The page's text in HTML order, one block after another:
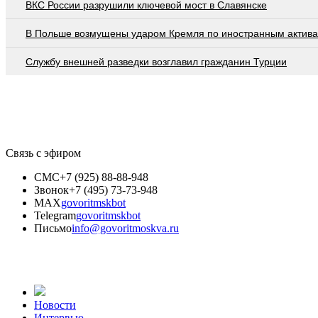
ВКС России разрушили ключевой мост в Славянске
В Польше возмущены ударом Кремля по иностранным
Службу внешней разведки возглавил гражданин Турции
Связь с эфиром
СМС+7 (925) 88-88-948
Звонок+7 (495) 73-73-948
MAXgovoritmskbot
Telegramgovoritmskbot
Письмоinfo@govoritmoskva.ru
Новости